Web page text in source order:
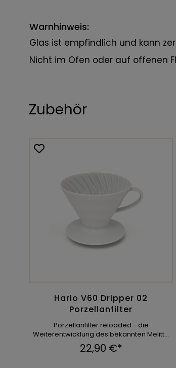
Warnhinweis:
Glas ist empfindlich und kann
Nicht im Ofen oder auf offenen
Zubehör
Hario V60 Dripper 02
Porzellanfilter
Porzellanfilter reloaded - die
Weiterentwicklung des bekannten Melitta
Filters. ...
22,90 €*